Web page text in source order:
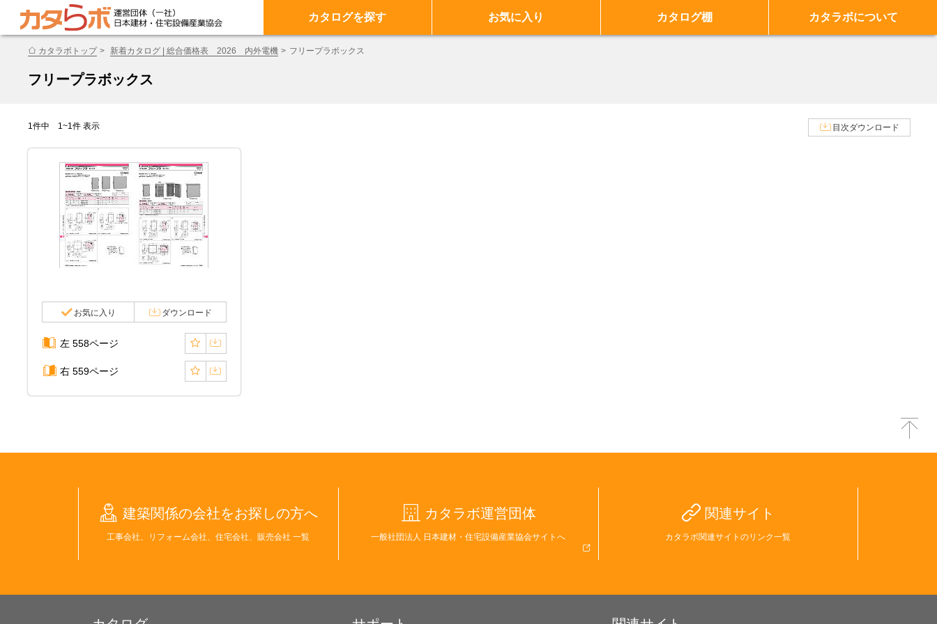
カタログを探す お気に入り カタログ棚 カタラボについて
カタラボトップ 新着カタログ | 総合価格表 2026 内外電機 フリープラボックス
フリープラボックス
1件中 1~1件 表示 目次ダウンロード
お気に入り ダウンロード
左 558ページ
右 559ページ
建築関係の会社をお探しの方へ
工事会社、リフォーム会社、住宅会社、販売会社 一覧
カタラボ運営団体
一般社団法人 日本建材・住宅設備産業協会サイトへ
関連サイト
カタラボ関連サイトのリンク一覧